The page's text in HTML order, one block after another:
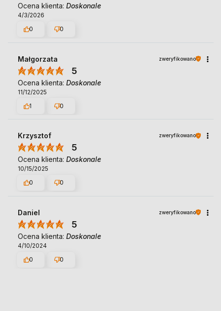
Ocena klienta: Doskonale
4/3/2026
0
0
Małgorzata zweryfikowano
5
Ocena klienta: Doskonale
11/12/2025
1
0
Krzysztof zweryfikowano
5
Ocena klienta: Doskonale
10/15/2025
0
0
Daniel zweryfikowano
5
Ocena klienta: Doskonale
4/10/2024
0
0